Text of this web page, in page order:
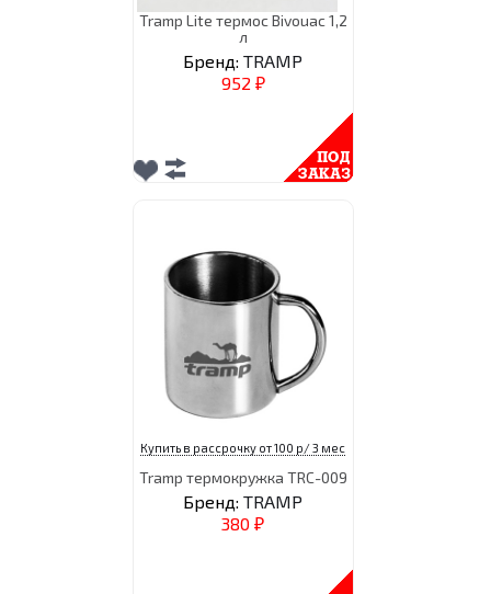
Tramp Lite термос Bivouac 1,2
л
Бренд: TRAMP
952 ₽
Купить в рассрочку от 100 р/ 3 мес
Tramp термокpужка TRC-009
Бренд: TRAMP
380 ₽